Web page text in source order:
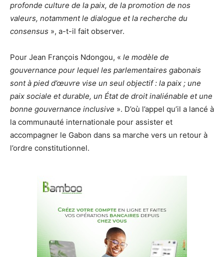
profonde culture de la paix, de la promotion de nos
valeurs, notamment le dialogue et la recherche du
consensus », a-t-il fait observer.
Pour Jean François Ndongou, « le modèle de
gouvernance pour lequel les parlementaires gabonais
sont à pied d’œuvre vise un seul objectif : la paix ; une
paix sociale et durable, un État de droit inaliénable et une
bonne gouvernance inclusive ». D’où l’appel qu’il a lancé à
la communauté internationale pour assister et
accompagner le Gabon dans sa marche vers un retour à
l’ordre constitutionnel.